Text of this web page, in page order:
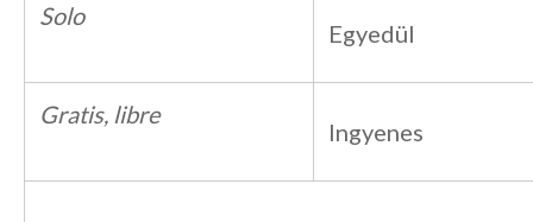
Solo
Egyedül
Gratis, libre
Ingyenes